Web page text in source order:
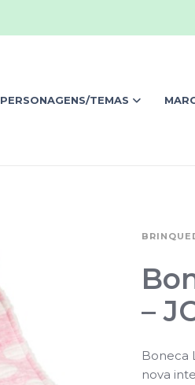
PERSONAGENS/TEMAS
–
Boneca
nova